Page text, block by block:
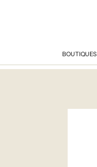
BOUTIQUES